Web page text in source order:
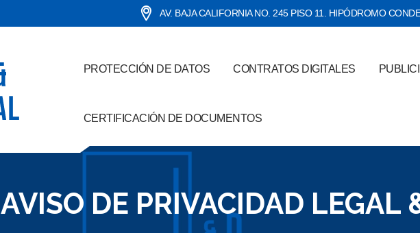
AV. BAJA CALIFORNIA NO. 245 PISO 11. HIPÓDROMO
PROTECCIÓN DE DATOS CONTRATOS DIGITALES
CERTIFICACIÓN DE DOCUMENTOS
AVISO DE PRIVACIDAD LEGAL